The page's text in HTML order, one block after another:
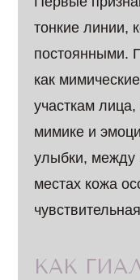
тонкие линии,
постоянными.
как
участкам
мимике и
улыбки, между
местах кожа
КАК